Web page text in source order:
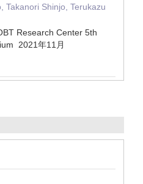
Takanori Shinjo, Terukazu
Research Center 5th
2021年11月